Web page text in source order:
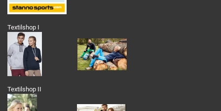
Textilshop I
Textilshop II